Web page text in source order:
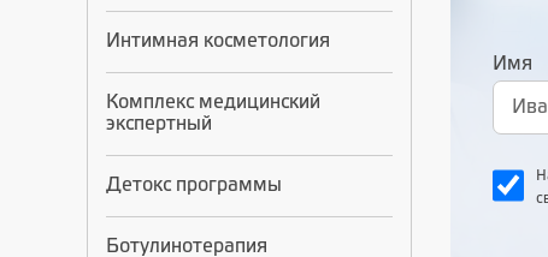
Интимная косметология
Комплекс медицинский
экспертный
Детокс программы
Ботулинотерапия
Имя